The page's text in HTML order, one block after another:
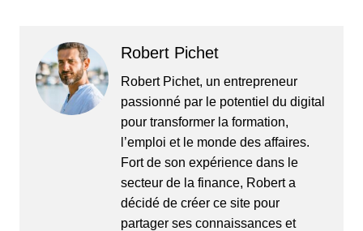
Robert Pichet
Robert Pichet, un entrepreneur
passionné par le potentiel du digital
pour transformer la formation,
l’emploi et le monde des affaires.
Fort de son expérience dans le
secteur de la finance, Robert a
décidé de créer ce site pour
partager ses connaissances et